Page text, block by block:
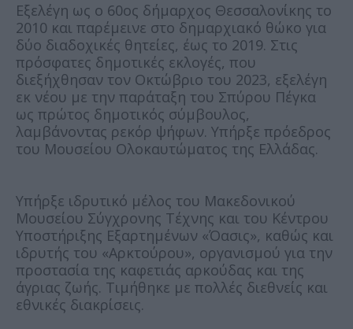
Εξελέγη ως ο 60ος δήμαρχος Θεσσαλονίκης το
2010 και παρέμεινε στο δημαρχιακό θώκο για
δύο διαδοχικές θητείες, έως το 2019. Στις
πρόσφατες δημοτικές εκλογές, που
διεξήχθησαν τον Οκτώβριο του 2023, εξελέγη
εκ νέου με την παράταξη του Σπύρου Πέγκα
ως πρώτος δημοτικός σύμβουλος,
λαμβάνοντας ρεκόρ ψήφων. Υπήρξε πρόεδρος
του Μουσείου Ολοκαυτώματος της Ελλάδας.
Υπήρξε ιδρυτικό μέλος του Μακεδονικού
Μουσείου Σύγχρονης Τέχνης και του Κέντρου
Υποστήριξης Εξαρτημένων «Όασις», καθώς και
ιδρυτής του «Αρκτούρου», οργανισμού για την
προστασία της καφετιάς αρκούδας και της
άγριας ζωής. Τιμήθηκε με πολλές διεθνείς και
εθνικές διακρίσεις.